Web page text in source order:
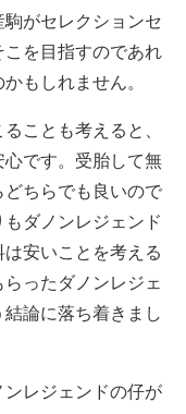
がセレクションセ
を目指すのであれ
もしれません。
ことも考えると、
です。受胎して無
ちらでも良いので
ダノンレジェンド
安いことを考える
ったダノンレジェ
論に落ち着きまし
レジェンドの仔が